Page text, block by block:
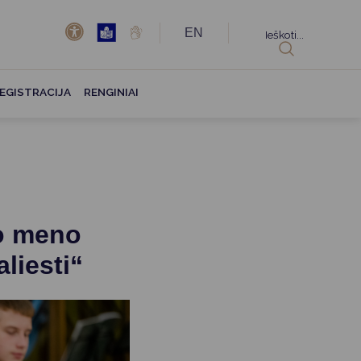
EN
RENGINIAI
meno